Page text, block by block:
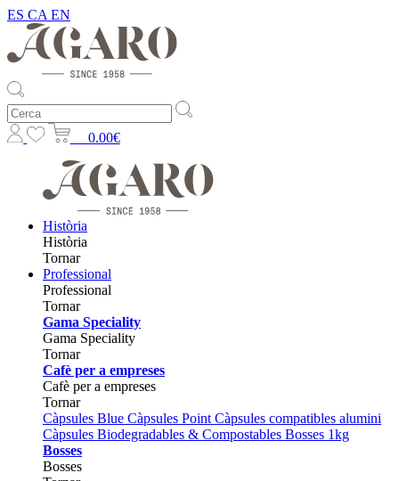
ES CA EN
0.00€
Història
Història
Tornar
Professional
Professional
Tornar
Gama Speciality
Gama Speciality
Tornar
Cafè per a empreses
Cafè per a empreses
Tornar
Càpsules Blue Càpsules Point Càpsules compatibles alumini
Càpsules Biodegradables & Compostables Bosses 1kg
Bosses
Bosses